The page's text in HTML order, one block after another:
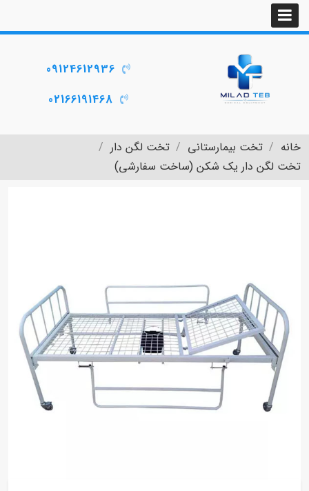
09124612936
02166191468
خانه تخت بیمارستانی
تخت لگن دار
تخت لگن دار یک شکن (ساخت سفارشی)